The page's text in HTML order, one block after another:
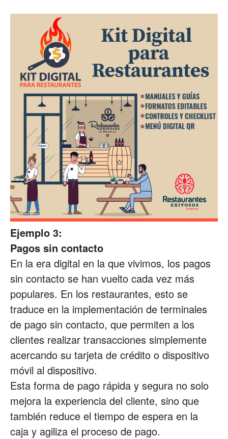
Ejemplo 3:
Pagos sin contacto
En la era digital en la que vivimos, los pagos
sin contacto se han vuelto cada vez más
populares. En los restaurantes, esto se
traduce en la implementación de terminales
de pago sin contacto, que permiten a los
clientes realizar transacciones simplemente
acercando su tarjeta de crédito o dispositivo
móvil al dispositivo.
Esta forma de pago rápida y segura no solo
mejora la experiencia del cliente, sino que
también reduce el tiempo de espera en la
caja y agiliza el proceso de pago.